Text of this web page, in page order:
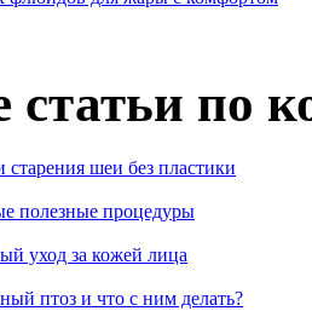
по
старения шеи без пластики
полезные процедуры
уход за кожей лица
птоз и что с ним делать?